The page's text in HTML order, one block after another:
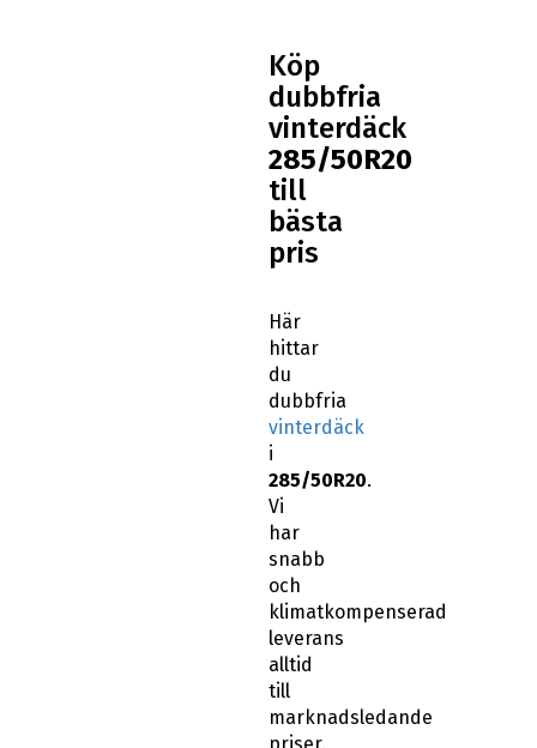
Köp
dubbfria
vinterdäck
285/50R20
till
bästa
pris
Här
hittar
du
dubbfria
vinterdäck
i
285/50R20.
Vi
har
snabb
och
klimatkompenserad
leverans
alltid
till
marknadsledande
priser.